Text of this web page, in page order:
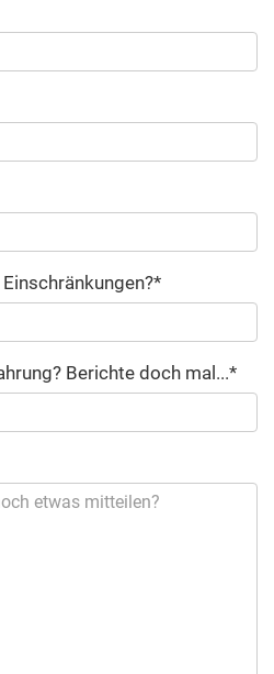
Berichte doch mal...*